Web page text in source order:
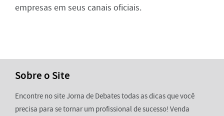
empresas em seus canais oficiais.
Sobre o Site
Encontre no site Jorna de Debates todas as dicas que você
precisa para se tornar um profissional de sucesso! Venda